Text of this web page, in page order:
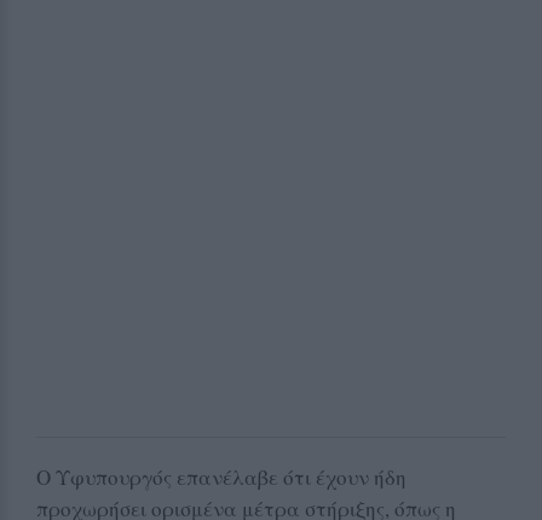
Ο Υφυπουργός επανέλαβε ότι έχουν ήδη
προχωρήσει ορισμένα μέτρα στήριξης, όπως η